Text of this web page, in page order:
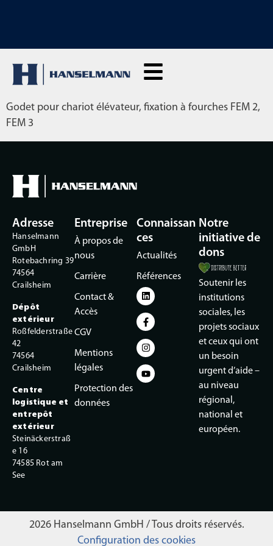
DÉCOUVREZ NOS MACHINES DE LOCATION : Cliquez ici pour louer en
Godet pour chariot élévateur, fixation à fourches FEM 2,
FEM 3
Adresse
Hanselmann
GmbH
Rotebachring 39
74564
Crailsheim
Dépôt
extérieur
Roßfelderstraße
42
74564
Crailsheim
Centre
logistique et
entrepôt
extérieur
Steinäckerstraß
e 16
74585 Rot am
See
Entreprise
À propos de
nous
Carrière
Contact &
Accès
CGV
Mentions
légales
Protection des
données
Connaissan
ces
Actualités
Références
Notre
initiative de
dons
Soutenir les
institutions
sociales, les
projets sociaux
et ceux qui ont
un besoin
urgent d’aide –
au niveau
régional,
national et
européen.
2026 Hanselmann GmbH / Tous droits réservés.
Configuration des cookies